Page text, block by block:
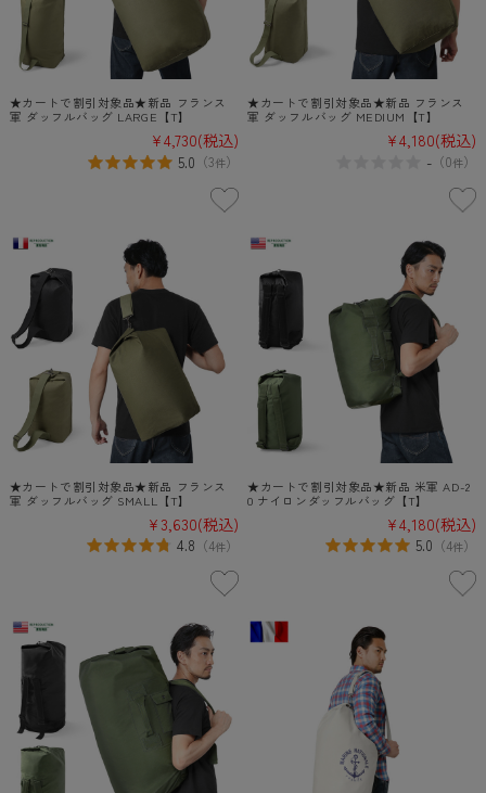
★カートで割引対象品★新品 フランス
軍 ダッフルバッグ LARGE【T】
¥4,730(税込)
5.0 （3件）
★カートで割引対象品★新品 フランス
軍 ダッフルバッグ MEDIUM【T】
¥4,180(税込)
- （0件）
★カートで割引対象品★新品 フランス
軍 ダッフルバッグ SMALL【T】
¥3,630(税込)
4.8 （4件）
★カートで割引対象品★新品 米軍 AD-2
0 ナイロンダッフルバッグ【T】
¥4,180(税込)
5.0 （4件）